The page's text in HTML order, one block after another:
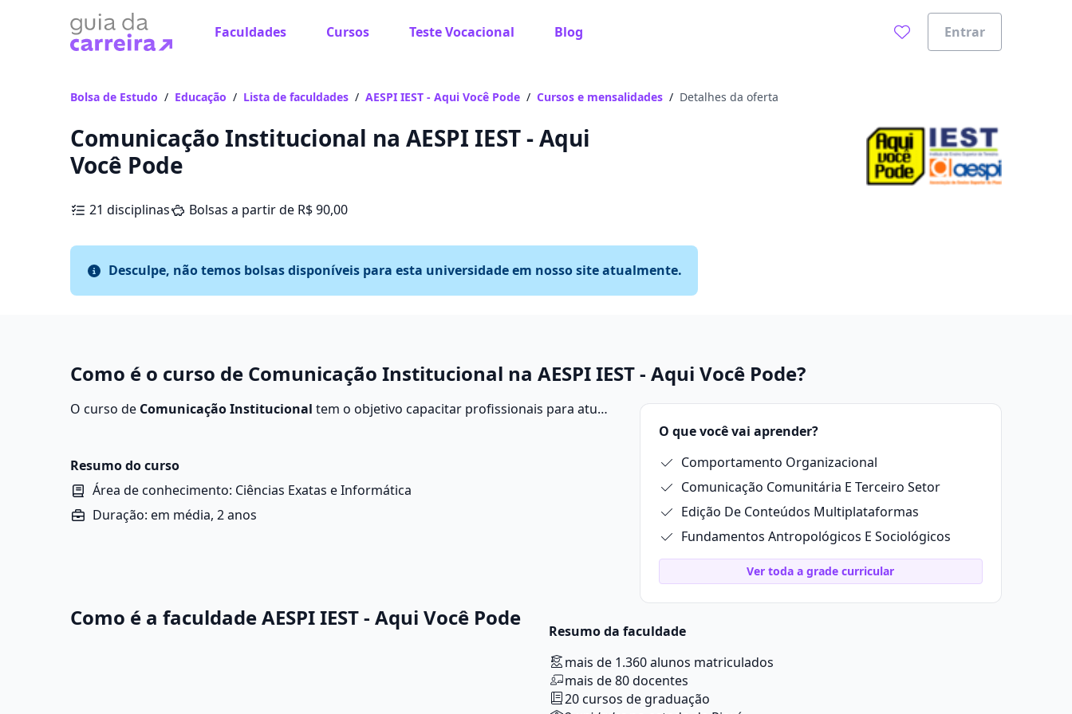
Faculdades Cursos Teste Vocacional Blog Entrar
Bolsa de Estudo / Educação / Lista de faculdades / AESPI IEST - Aqui Você Pode / Cursos e mensalidades / Detalhes da oferta
Comunicação Institucional na AESPI IEST - Aqui
Você Pode
21 disciplinas Bolsas a partir de R$ 90,00
Desculpe, não temos bolsas disponíveis para esta universidade em nosso site atualmente.
Como é o curso de Comunicação Institucional na AESPI IEST - Aqui Você Pode?
O curso de Comunicação Institucional tem o objetivo capacitar profissionais para atuar
Resumo do curso
Área de conhecimento: Ciências Exatas e Informática
Duração: em média, 2 anos
O que você vai aprender?
Comportamento Organizacional
Comunicação Comunitária E Terceiro Setor
Edição De Conteúdos Multiplataformas
Fundamentos Antropológicos E Sociológicos
Ver toda a grade curricular
Como é a faculdade AESPI IEST - Aqui Você Pode
Resumo da faculdade
mais de 1.360 alunos matriculados
mais de 80 docentes
20 cursos de graduação